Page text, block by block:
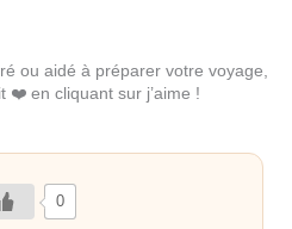
ou aidé à préparer votre voyage,
❤️ en cliquant sur j’aime !
0